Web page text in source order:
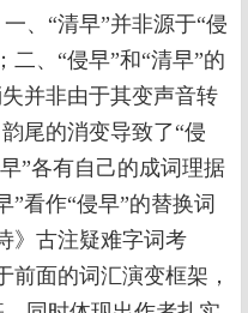
、“清早”并非源于“侵
二、“侵早”和“清早”的
并非由于其变声音转
尾的消变导致了“侵
”各有自己的成词理据
”看作“侵早”的替换词
》古注疑难字词考
前面的词汇演变框架，